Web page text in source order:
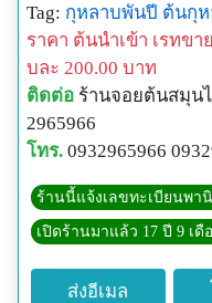
ร้านจอยต้นสมุนไพร
Tel:093-296-5966
#ร้านจอยต้นสมุนไพร
สวย ตามออเดอร์ ส่งแ
บริการแพ็คส่ง ทั่วประเ
Tag: กุหลาบพันปี ต้นกุ
ราคา ต้นนำเข้า เรทขา
บละ 200.00 บาท
ติดต่อ ร้านจอยต้นสมุนไ
2965966
โทร. 0932965966
ร้านนี้แจ้งเลขทะเบียนพา
เปิดร้านมาแล้ว 17 ปี 9 เดื
ส่งอีเมล